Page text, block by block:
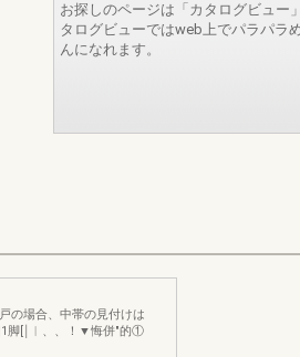
お探しのページは「カタログビュー
タログビューではweb上でパラパラ
んになれます。
の場合、中帯の見付けは
脚[￨︱、、！▼悔併″的①